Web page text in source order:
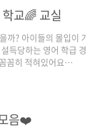
하면 넘어간다.즐거운
쌤스쿨 7기 최희주 선
교🌈 교실
까? 아이들의 몰입이
득당하는 영어 학급
꼼히 적혀있어요
음❤️